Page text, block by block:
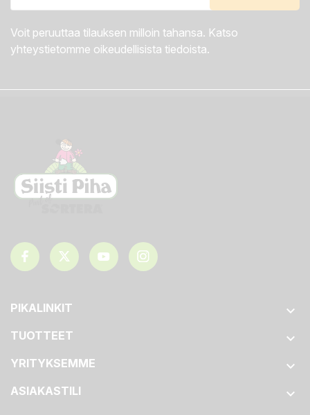
Voit peruuttaa tilauksen milloin tahansa. Katso
yhteystietomme oikeudellisista tiedoista.
PIKALINKIT 
TUOTTEET 
YRITYKSEMME 
ASIAKASTILI 